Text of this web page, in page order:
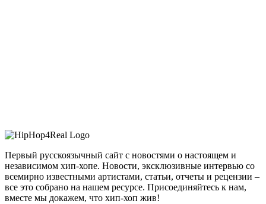
Первый русскоязычный сайт с новостями о настоящем и
независимом хип-хопе. Новости, эксклюзивные интервью со
всемирно известными артистами, статьи, отчеты и рецензии –
все это собрано на нашем ресурсе. Присоединяйтесь к нам,
вместе мы докажем, что хип-хоп жив!